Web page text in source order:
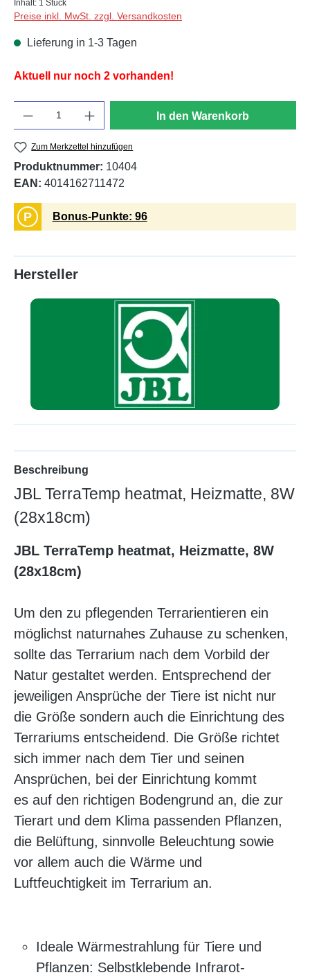
Inhalt: 1 Stück
Preise inkl. MwSt. zzgl. Versandkosten
Lieferung in 1-3 Tagen
Aktuell nur noch 2 vorhanden!
In den Warenkorb
Zum Merkzettel hinzufügen
Produktnummer: 10404
EAN: 4014162711472
P Bonus-Punkte: 96
Hersteller
Beschreibung
JBL TerraTemp heatmat, Heizmatte, 8W
(28x18cm)
JBL TerraTemp heatmat, Heizmatte, 8W
(28x18cm)
Um den zu pflegenden Terrarientieren ein
möglichst naturnahes Zuhause zu schenken,
sollte das Terrarium nach dem Vorbild der
Natur gestaltet werden. Entsprechend der
jeweiligen Ansprüche der Tiere ist nicht nur
die Größe sondern auch die Einrichtung des
Terrariums entscheidend. Die Größe richtet
sich immer nach dem Tier und seinen
Ansprüchen, bei der Einrichtung kommt
es auf den richtigen Bodengrund an, die zur
Tierart und dem Klima passenden Pflanzen,
die Belüftung, sinnvolle Beleuchtung sowie
vor allem auch die Wärme und
Luftfeuchtigkeit im Terrarium an.
Ideale Wärmestrahlung für Tiere und
Pflanzen: Selbstklebende Infrarot-